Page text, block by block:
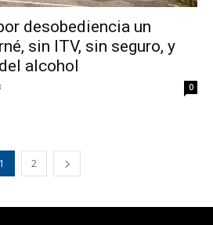
desobediencia un
sin ITV, sin seguro, y
alcohol
0
1 2